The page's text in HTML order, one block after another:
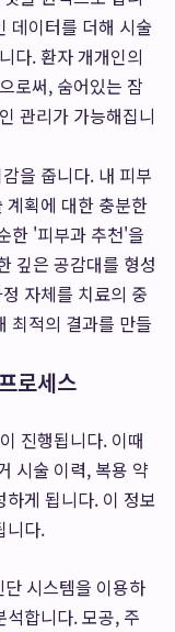
데이터를 더해 시술
다. 환자 개개인의
로써, 숨어있는 잠
관리가 가능해집니
을 줍니다. 내 피부
계획에 대한 충분한
한 '피부과 추천'을
깊은 공감대를 형성
자체를 치료의 중
최적의 결과를 만들
로세스
진행됩니다. 이때
시술 이력, 복용 약
게 됩니다. 이 정보
니다.
시스템을 이용하
합니다. 모공, 주